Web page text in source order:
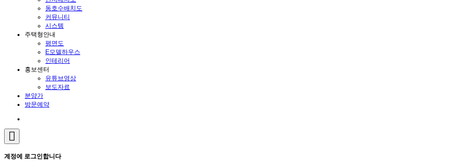
동호수배치도
커뮤니티
시스템
주택형안내
평면도
E모델하우스
인테리어
홍보센터
유튜브영상
보도자료
분양가
방문예약
계정에 로그인합니다